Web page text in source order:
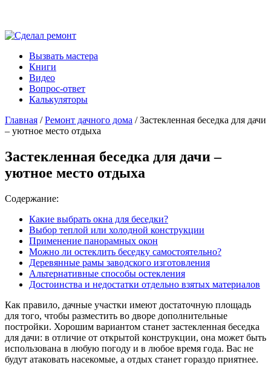
Вызвать мастера
Книги
Видео
Вопрос-ответ
Калькуляторы
Главная /Ремонт дачного дома / Застекленная беседка для дачи
– уютное место отдыха
Застекленная беседка для дачи –
уютное место отдыха
Содержание:
Какие выбрать окна для беседки?
Выбор теплой или холодной конструкции
Применение панорамных окон
Можно ли остеклить беседку самостоятельно?
Деревянные рамы заводского изготовления
Альтернативные способы остекления
Достоинства и недостатки отдельно взятых материалов
Как правило, дачные участки имеют достаточную площадь
для того, чтобы разместить во дворе дополнительные
постройки. Хорошим вариантом станет застекленная беседка
для дачи: в отличие от открытой конструкции, она может быть
использована в любую погоду и в любое время года. Вас не
будут атаковать насекомые, а отдых станет гораздо приятнее.